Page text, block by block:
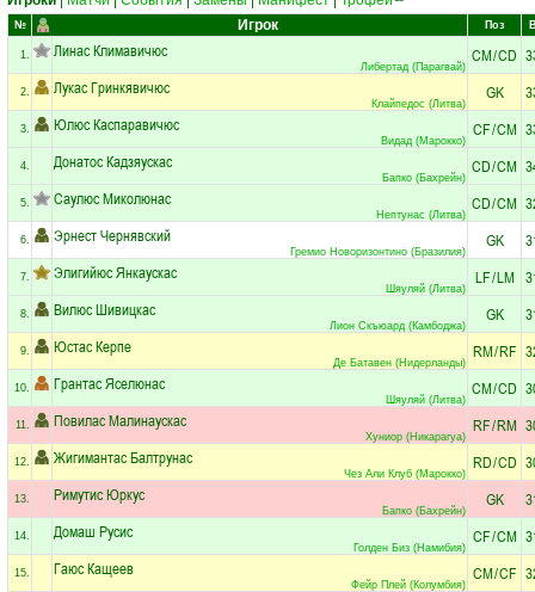
№ Игрок Поз
1. Линас Климавичюс
Либертад (Парагвай)
CM/CD
2. Лукас Гринкявичюс
Клайпедос (Литва)
GK
3. Юлюс Каспаравичюс
Видад (Марокко)
CF/CM
4. Донатос Кадзяускас
Бапко (Бахрейн)
CD/CM
5. Саулюс Миколюнас
Нептунас (Литва)
CD/CM
6. Эрнест Чернявский
Гремио Новоризонтино (Бразилия)
GK
7. Элигийюс Янкаускас
Шяуляй (Литва)
LF/LM
8. Вилюс Шивицкас
Лион Скъюард (Камбоджа)
GK
9. Юстас Керпе
Де Батавен (Нидерланды)
RM/RF
10. Грантас Яселюнас
Шяуляй (Литва)
CM/CD
11. Повилас Малинаускас
Хуниор (Никарагуа)
RF/RM
12. Жигимантас Балтрунас
Чез Али Клуб (Марокко)
RD/CD
13. Римутис Юркус
Бапко (Бахрейн)
GK
14. Домаш Русис
Голден Биз (Намибия)
CF/CM
15. Гаюс Кащеев
Фейр Плей (Колумбия)
CM/CF